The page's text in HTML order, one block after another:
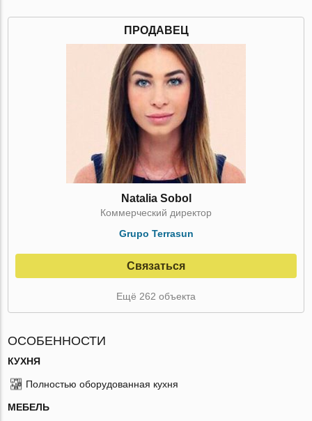
ПРОДАВЕЦ
Natalia Sobol
Коммерческий директор
Grupo Terrasun
Связаться
Ещё 262 объекта
ОСОБЕННОСТИ
КУХНЯ
Полностью оборудованная кухня
МЕБЕЛЬ